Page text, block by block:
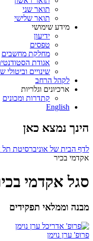
תואר שני
תואר שלישי
מידע שימושי
ידיעון
טפסים
מחלקת מחשבים
אגודת
שינויים וביטולי
לקהל הרחב
ארכיונים וגלריות
קתדרות ומכונים
English
הינך נמצא כאן
לדף הבית של אוניברסיטת תל
אקדמי בכיר
סגל אקדמי
מבנה וממלאי תפקידים
פרופ' ערן נוימן